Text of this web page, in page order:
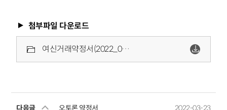
첨부파일 다운로드
여신거래약정서(2022_03_21)_기업대출.pdf
다음글 오토론 약정서 2022-03-23